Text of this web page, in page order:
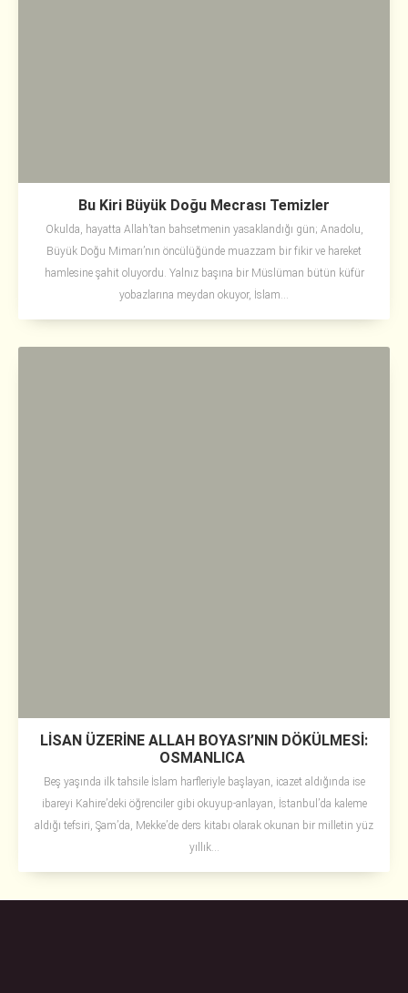
Bu Kiri Büyük Doğu Mecrası Temizler
Okulda, hayatta Allah’tan bahsetmenin yasaklandığı gün; Anadolu,
Büyük Doğu Mimarı’nın öncülüğünde muazzam bir fikir ve hareket
hamlesine şahit oluyordu. Yalnız başına bir Müslüman bütün küfür
yobazlarına meydan okuyor, İslam...
LİSAN ÜZERİNE ALLAH BOYASI’NIN DÖKÜLMESİ:
OSMANLICA
Beş yaşında ilk tahsile İslam harfleriyle başlayan, icazet aldığında ise
ibareyi Kahire’deki öğrenciler gibi okuyup-anlayan, İstanbul’da kaleme
aldığı tefsiri, Şam’da, Mekke’de ders kitabı olarak okunan bir milletin yüz
yıllık...